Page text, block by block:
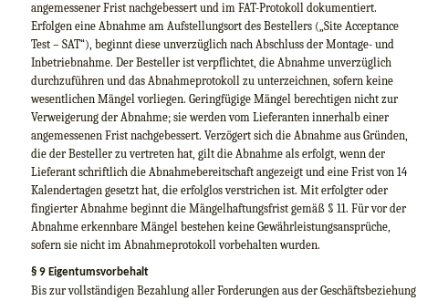
angemessener Frist nachgebessert und im FAT-Protokoll dokumentiert.
Erfolgen eine Abnahme am Aufstellungsort des Bestellers („Site Acceptance
Test – SAT“), beginnt diese unverzüglich nach Abschluss der Montage- und
Inbetriebnahme. Der Besteller ist verpflichtet, die Abnahme unverzüglich
durchzuführen und das Abnahmeprotokoll zu unterzeichnen, sofern keine
wesentlichen Mängel vorliegen. Geringfügige Mängel berechtigen nicht zur
Verweigerung der Abnahme; sie werden vom Lieferanten innerhalb einer
angemessenen Frist nachgebessert. Verzögert sich die Abnahme aus Gründen,
die der Besteller zu vertreten hat, gilt die Abnahme als erfolgt, wenn der
Lieferant schriftlich die Abnahmebereitschaft angezeigt und eine Frist von 14
Kalendertagen gesetzt hat, die erfolglos verstrichen ist. Mit erfolgter oder
fingierter Abnahme beginnt die Mängelhaftungsfrist gemäß § 11. Für vor der
Abnahme erkennbare Mängel bestehen keine Gewährleistungsansprüche,
sofern sie nicht im Abnahmeprotokoll vorbehalten wurden.
§ 9 Eigentumsvorbehalt
Bis zur vollständigen Bezahlung aller Forderungen aus der Geschäftsbeziehung